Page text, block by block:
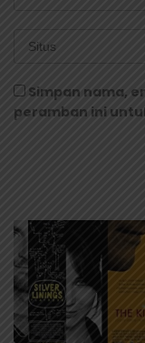
Simpan nama,
peramban ini